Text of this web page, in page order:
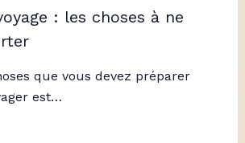
: les choses à ne
que vous devez préparer
est…